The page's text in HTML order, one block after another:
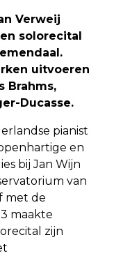
Verweij
solorecital
uitvoeren
Brahms,
Ducasse.
pianist
en
bij Jan Wijn
van
met de
maakte
zijn